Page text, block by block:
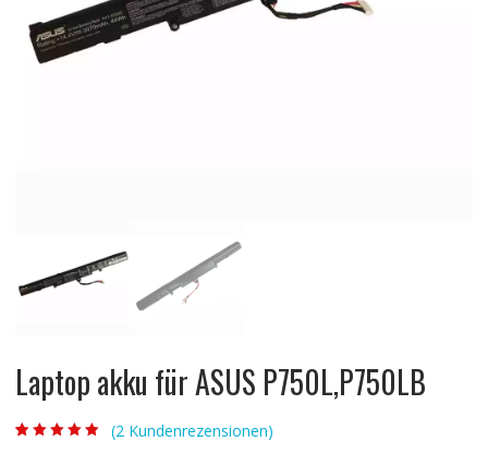
Laptop akku für ASUS P750L,P750LB
(2 Kundenrezensionen)